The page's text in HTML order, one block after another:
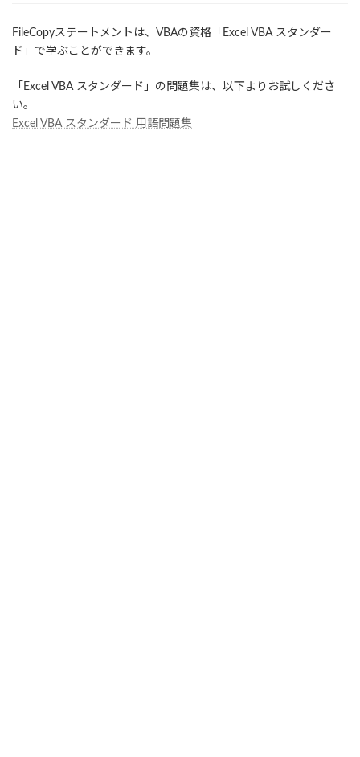
FileCopyステートメントは、VBAの資格「Excel VBA スタンダー
ド」で学ぶことができます。
「Excel VBA スタンダード」の問題集は、以下よりお試しくださ
い。
Excel VBA スタンダード 用語問題集